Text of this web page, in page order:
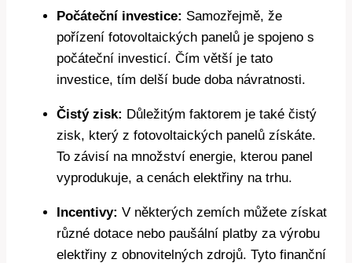
Počáteční investice: Samozřejmě, že
pořízení fotovoltaických panelů je spojeno s
počáteční investicí. Čím větší je tato
investice, tím delší bude doba návratnosti.
Čistý zisk: Důležitým faktorem je také čistý
zisk, který z fotovoltaických panelů získáte.
To závisí na množství energie, kterou panel
vyprodukuje, a cenách elektřiny na trhu.
Incentivy: V některých zemích můžete získat
různé dotace nebo paušální platby za výrobu
elektřiny z obnovitelných zdrojů. Tyto finanční